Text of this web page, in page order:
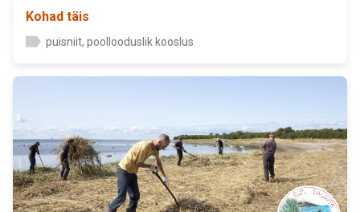
Kohad täis
puisniit, poollooduslik kooslus